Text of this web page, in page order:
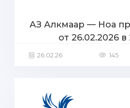
АЗ Алкмаар — Ноа
от 26.02.2026 в
26.02.26 145